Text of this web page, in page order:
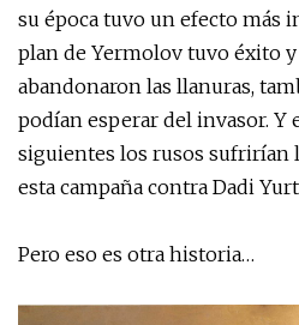
su época tuvo un efecto más
plan de Yermolov tuvo éxito
abandonaron las llanuras,
podían esperar del invasor. Y
siguientes los rusos sufrirían
esta campaña contra Dadi
Pero eso es otra historia…